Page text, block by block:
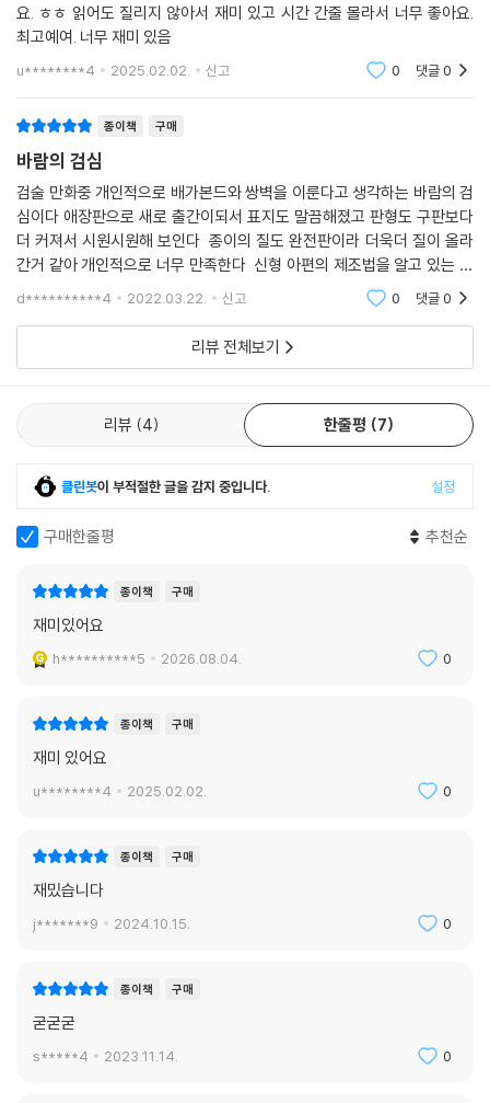
요. ㅎㅎ 읽어도 질리지 않아서 재미 있고 시간 간줄 몰라서 너무 좋아요.
최고예여. 너무 재미 있음
u********4 2025.02.02. 신고 0 댓글0
종이책 구매
바람의 검심
검술 만화중 개인적으로 배가본드와 쌍벽을 이룬다고 생각하는 바람의 검
심이다 애장판으로 새로 출간이되서 표지도 말끔해졌고 판형도 구판보다
더 커져서 시원시원해 보인다 종이의 질도 완전판이라 더욱더 질이 올라
간거 같아 개인적으로 너무 만족한다 신형 아편의 제조법을 알고 있는 유
일한 인물인 타카니 메구미를 켄신일행이 구하게 되고 불법 상인 타케다
d**********4 2022.03.22. 신고 0 댓글0
리뷰 전체보기
리뷰 4 한줄평 7
클린봇이 부적절한 글을 감지 중입니다. 설정
구매한줄평 추천순
종이책 구매
재미있어요
h**********5 2026.08.04. 0
종이책 구매
재미 있어요
u********4 2025.02.02. 0
종이책 구매
재밌습니다
j*******9 2024.10.15. 0
종이책 구매
굳굳굳
s*****4 2023.11.14. 0